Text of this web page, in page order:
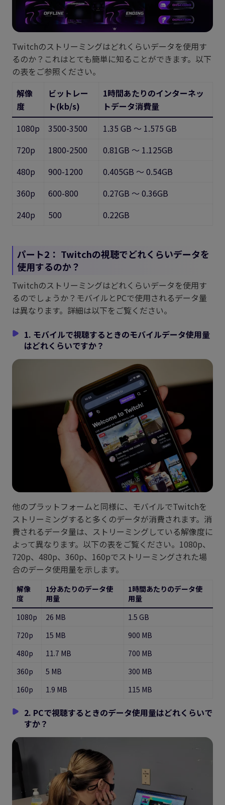
Twitchのストリーミングはどれくらいデータを使用す
るのか？これはとても簡単に知ることができます。以下
の表をご参照ください。
解像
度
ビットレー
ト(kb/s)
1時間あたりのインターネッ
トデータ消費量
1080p
3500-3500
1.35 GB ～ 1.575 GB
720p
1800-2500
0.81GB ～ 1.125GB
480p
900-1200
0.405GB ～ 0.54GB
360p
600-800
0.27GB ～ 0.36GB
240p
500 0.22GB
パート2： Twitchの視聴でどれくらいデータを
使用するのか？
Twitchのストリーミングはどれくらいデータを使用す
るのでしょうか？モバイルとPCで使用されるデータ量
は異なります。詳細は以下をご覧ください。
1. モバイルで視聴するときのモバイルデータ使用量
はどれくらいですか？
他のプラットフォームと同様に、モバイルでTwitchを
ストリーミングすると多くのデータが消費されます。消
費されるデータ量は、ストリーミングしている解像度に
よって異なります。以下の表をご覧ください。1080p、
720p、480p、360p、160pでストリーミングされた場
合のデータ使用量を示します。
解像
度
1分あたりのデータ使
用量
1時間あたりのデータ使
用量
1080p
26 MB
1.5 GB
720p
15 MB
900 MB
480p
11.7 MB
700 MB
360p
5 MB
300 MB
160p
1.9 MB 115 MB
2. PCで視聴するときのデータ使用量はどれくらいで
すか？